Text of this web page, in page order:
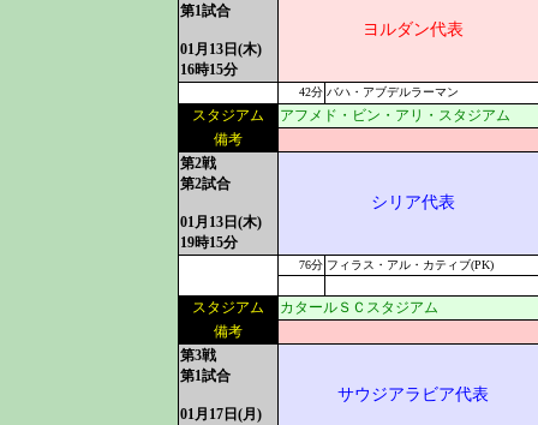
第1試合
01月13日(木)
16時15分
ヨルダン代表
42分 バハ・アブデルラーマン
スタジアム
アフメド・ビン・アリ・スタジアム
備考
第2戦
第2試合
01月13日(木)
19時15分
シリア代表
76分 フィラス・アル・カティブ(PK)
スタジアム
カタールＳＣスタジアム
備考
第3戦
第1試合
01月17日(月)
サウジアラビア代表